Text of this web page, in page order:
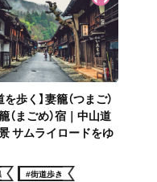
を歩く】妻籠（つまご）
（まごめ）宿｜中山道
サムライロードをゆ
#街道歩き